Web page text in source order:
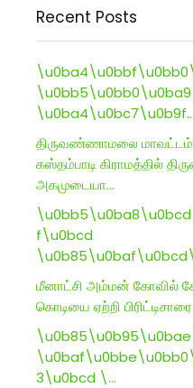
Recent Posts
\u0ba4\u0bc7\u0b9f…
திருவண்ணாமலை
கஸ்தம்பாடி கிராமத்தில்
அகமுடையா…
f\u0bcd
மீனாட்சி அம்மன் கோவில்
கொடியை ஏற்றி
3\u0bcd \…